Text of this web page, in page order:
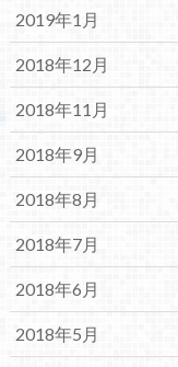
2019年1月
2018年12月
2018年11月
2018年9月
2018年8月
2018年7月
2018年6月
2018年5月